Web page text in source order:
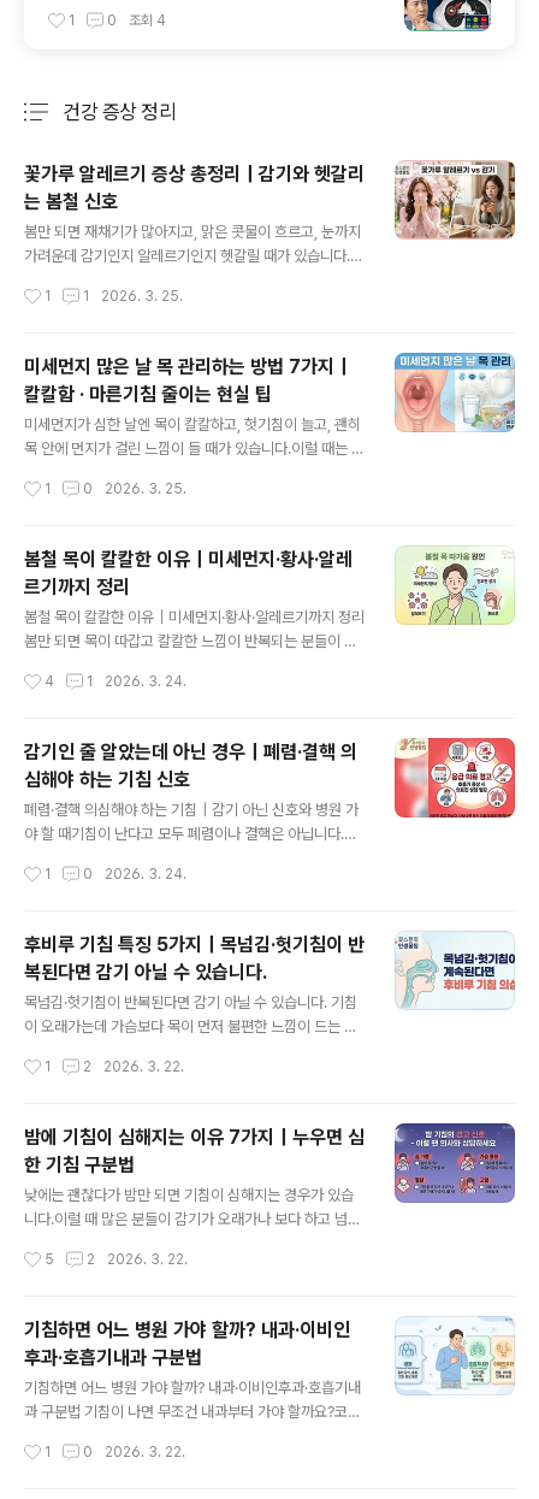
정리1 0 조회 4
건강 증상 정리
꽃가루 알레르기 증상 총정리｜감기와 헷갈리
는 봄철 신호
봄만 되면 재채기가 많아지고, 맑은 콧물이 흐르고, 눈까지
가려운데 감기인지 알레르기인지 헷갈릴 때가 있습니다.특
르기일 수 있습니다.이번 글에서는 꽃가루 알레르기의 대
리해보겠습니다. 3초 핵심 요약• 꽃가루 알레르기는 재채
기, 맑은 콧물, 코막힘, 코·눈 가려움이 대표적입니다• 감기
처럼 보여도 열이 없고, 매년 비슷한 시기에 반복되면 알레
르기 쪽 가능성이 올라갑니다• 목이 칼칼하고 헛기침이 있
으면 후비루가 같이 있는 경우도 있습니다• 약국에서 해결
가루 알레르기는 감기처럼 보여도 증상 조합과 반복 시기
1 1 2026. 3. 25.
미세먼지 많은 날 목 관리하는 방법 7가지｜
칼칼함 · 마른기침 줄이는 현실 팁
미세먼지가 심한 날엔 목이 칼칼하고, 헛기침이 늘고, 괜히
목 안에 먼지가 걸린 느낌이 들 때가 있습니다.이럴 때는 무
이 되는 경우가 많습니다.오늘은 외출 전, 외출 중, 집에 돌
정리해보겠습니다. 3초 핵심 요약• 미세먼지 많은 날 목 관
리는 마스크 + 수분 + 귀가 후 관리가 핵심입니다• 카페에
서는 캐모마일 티, 루이보스 티, 허니티, 보리차처럼 부드러
운 따뜻한 음료가 무난합니다• 진한 커피, 얼음 음료, 너무
뜨거운 차는 목이 예민한 날엔 덜 맞을 수 있습니다• 며칠
자극으로만 넘기지 않는 편이 좋습니다미세먼지 많은 날의
1 0 2026. 3. 25.
봄철 목이 칼칼한 이유｜미세먼지·황사·알레
르기까지 정리
봄철 목이 칼칼한 이유｜미세먼지·황사·알레르기까지 정리
봄만 되면 목이 따갑고 칼칼한 느낌이 반복되는 분들이 있
루, 건조한 공기가 겹치면서 목 점막이 예민해지는 경우가
장 뭘 마시고 뭘 피하면 좋은지까지 현실적으로 정리해보
겠습니다.3초 핵심 요약• 봄철 목 칼칼함은 감기보다 미세
먼지·황사·알레르기·후비루 가능성이 흔합니다• 카페에서
는 캐모마일 티, 루이보스 티, 허니티가 무난합니다• 목이
예민한 날엔 진한 커피, 얼음 음료, 매우 맵고 짠 음식은 덜
순 환절기 문제로만 넘기지 않는 편이 좋습니다 봄철 목 불
4 1 2026. 3. 24.
감기인 줄 알았는데 아닌 경우｜폐렴·결핵 의
심해야 하는 기침 신호
폐렴·결핵 의심해야 하는 기침｜감기 아닌 신호와 병원 가
야 할 때기침이 난다고 모두 폐렴이나 결핵은 아닙니다.하
상 기침이 이어지면 단순 감기로만 보기 어려운 경우가 있
턴과 바로 진료가 필요한 신호를 정리했습니다. 먼저 핵심
만 보면폐렴과 결핵은 둘 다 기침을 만들 수 있지만, 패턴은
조금 다릅니다.• 폐렴 → 열, 가래, 흉통, 숨참이 함께 오는
경우가 많음• 결핵 → 3주 이상 기침, 객혈/가래, 체중감소,
야간발한, 피로감이 중요함• 기침만 보지 말고 기간 + 전
심하는 기침은 “기침 자체”보다 같이 오는 신호가 더 중요
1 0 2026. 3. 24.
후비루 기침 특징 5가지｜목넘김·헛기침이 반
복된다면 감기 아닐 수 있습니다.
목넘김·헛기침이 반복된다면 감기 아닐 수 있습니다. 기침
이 오래가는데 가슴보다 목이 먼저 불편한 느낌이 드는 경
가는 느낌이 들고, 특히 누우면 기침이 심해진다면 후비루
의 전형적인 패턴과 병원 가야 하는 기준을 정리했습니다.
후비루란?코나 부비동에서 나온 점액이 목 뒤로 넘어가 흐
르는 상태를 말해요.쉽게 말하면콧물이 코앞으로만 나오는
게 아니라 뒤로 넘어가서 목에 걸리는 느낌이에요.보통 이
런 식으로 느껴집니다:목에 가래가 낀 것 같음자꾸 헛기침
더 불편함 먼저 핵심만 보면후비루 기침은 코나 부비동에
1 2 2026. 3. 22.
밤에 기침이 심해지는 이유 7가지｜누우면 심
한 기침 구분법
낮에는 괜찮다가 밤만 되면 기침이 심해지는 경우가 있습
니다.이럴 때 많은 분들이 감기가 오래가나 보다 하고 넘기
경우가 있습니다.누우면 심한지, 새벽에 깨는지, 가래나 숨
먼저 핵심만 보면밤기침은 단순히 밤이라서 심한 것이 아
니라 눕는 자세, 기도 과민, 점액, 역류가 겹치며 두드러지
는 경우가 많습니다.• 누우면 심하다 → 후비루·역류 가능
성• 새벽에 깬다 → 천식 가능성 먼저 확인• 열·가래·흉통
동반 → 감염성 원인 확인• 숨참이 심하다 → 빨리 진료 필
각보다 단순합니다. 몸의 자세와 기도 환경이 바뀌기 때문
5 2 2026. 3. 22.
기침하면 어느 병원 가야 할까? 내과·이비인
후과·호흡기내과 구분법
기침하면 어느 병원 가야 할까? 내과·이비인후과·호흡기내
과 구분법 기침이 나면 무조건 내과부터 가야 할까요?코막
림이나 숨참이 있으면 호흡기내과를 먼저 봐야 할 수도 있
1 0 2026. 3. 22.